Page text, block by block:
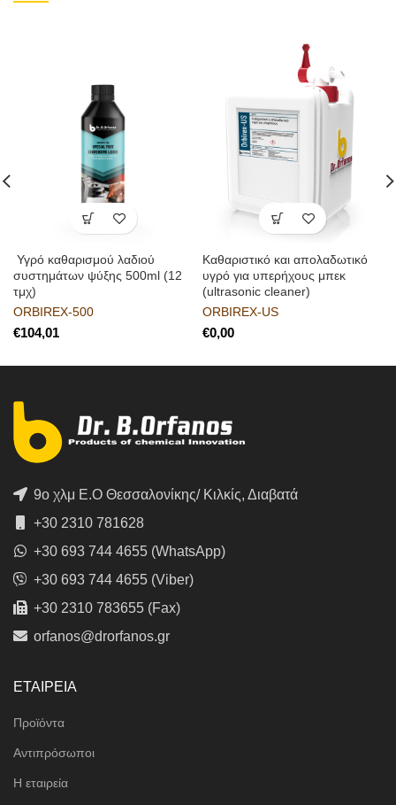
Υγρό καθαρισμού λαδιού
συστημάτων ψύξης 500ml (12
τμχ)
ORBIREX-500
€
Καθαριστικό και απολαδωτικό
υγρό για υπερήχους μπεκ
(ultrasonic cleaner)
ORBIREX-US
€
9ο χλμ Ε.Ο Θεσσαλονίκης/ Κιλκίς, Διαβατά
+30 2310 781628
+30 693 744 4655 (WhatsApp)
+30 693 744 4655 (Viber)
+30 2310 783655 (Fax)
orfanos@drorfanos.gr
ΕΤΑΙΡΕΙΑ
Προϊόντα
Αντιπρόσωποι
Η εταιρεία